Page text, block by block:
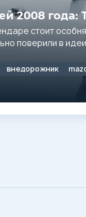
2008 года:
стоит
поверили в
внедорожник